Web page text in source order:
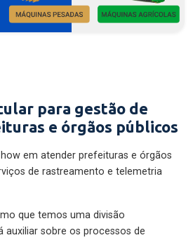
para gestão de
e órgãos públicos
em atender prefeituras e órgãos
de rastreamento e telemetria
que temos uma divisão
auxiliar sobre os processos de